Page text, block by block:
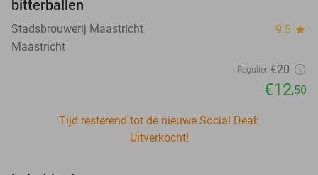
bitterballen
Stadsbrouwerij Maastricht 9.5 star
Maastricht
Regulier €20
€12,50
Tijd resterend tot de nieuwe Social Deal:
Uitverkocht!